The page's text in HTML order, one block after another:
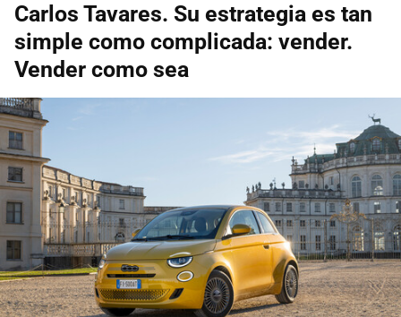
Carlos Tavares. Su estrategia es tan
simple como complicada: vender.
Vender como sea